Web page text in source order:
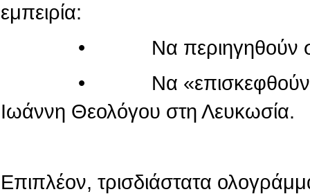
εμπειρία:
• Να περιηγηθούν στον
• Να «επισκεφθούν» τον
Ιωάννη Θεολόγου στη Λευκωσία.
Επιπλέον, τρισδιάστατα